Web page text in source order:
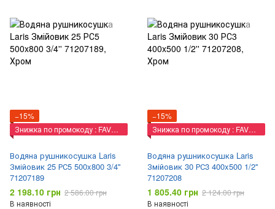
−15%
Знижка по промокоду : FAVORIT
Водяна рушникосушка Laris
Змійовик 25 РС5 500x800 3/4''
71207189
2 198.10 грн 2 586.00 грн
В наявності
−15%
Знижка по промокоду : FAVORIT
Водяна рушникосушка Laris
Змійовик 30 РС3 400x500 1/2''
71207208
1 805.40 грн 2 124.00 грн
В наявності